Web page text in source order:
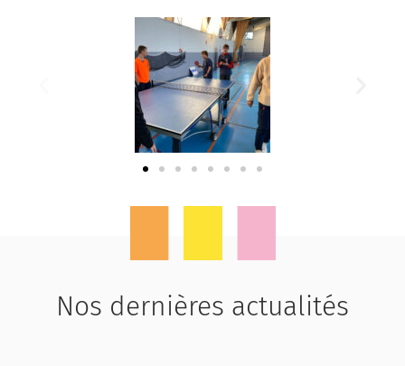
Nos dernières actualités